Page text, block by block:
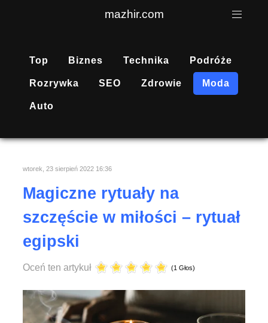
mazhir.com
Top Biznes Technika Podróże
Rozrywka SEO Zdrowie Moda
Auto
wtorek, 23 sierpień 2022 16:36
Magiczne rytuały na
szczęście w miłości – rytuał
egipski
Oceń ten artykuł (1 Głos)